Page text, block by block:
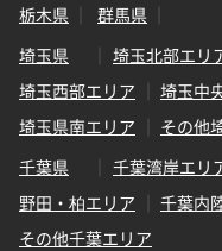
栃木県
群馬県
埼玉県
埼玉北部エリ
埼玉西部エリア
埼玉中
埼玉県南エリア
その他
千葉県
千葉湾岸エリ
野田・柏エリア
千葉内
その他千葉エリア